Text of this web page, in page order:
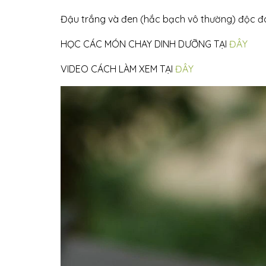
Đậu trắng và đen (hắc bạch vô thường) độc
HỌC CÁC MÓN CHAY DINH DƯỠNG TẠI ĐÂY
VIDEO CÁCH LÀM XEM TẠI ĐÂY